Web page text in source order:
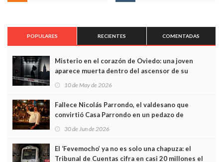
POPULARES RECIENTES COMENTADAS
Misterio en el corazón de Oviedo: una joven
aparece muerta dentro del ascensor de su
edificio y las cámaras captan sus últimos minutos
10 de May de 2026
Fallece Nicolás Parrondo, el valdesano que
convirtió Casa Parrondo en un pedazo de
Asturias en Madrid
30 de Jun de 2026
El ‘Fevemocho’ ya no es solo una chapuza: el
Tribunal de Cuentas cifra en casi 20 millones el